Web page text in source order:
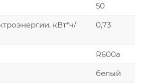
50
кВт*ч/
0,73
R600а
белый